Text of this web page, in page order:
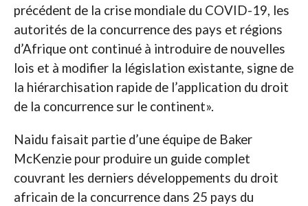
précédent de la crise mondiale du COVID-19, les
autorités de la concurrence des pays et régions
d’Afrique ont continué à introduire de nouvelles
lois et à modifier la législation existante, signe de
la hiérarchisation rapide de l’application du droit
de la concurrence sur le continent».
Naidu faisait partie d’une équipe de Baker
McKenzie pour produire un guide complet
couvrant les derniers développements du droit
africain de la concurrence dans 25 pays du